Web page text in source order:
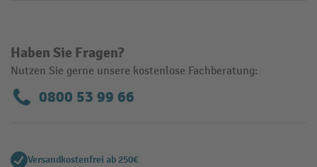
Haben Sie Fragen?
Nutzen Sie gerne unsere kostenlose Fachberatung:
0800 53 99 66
Versandkostenfrei ab 250€